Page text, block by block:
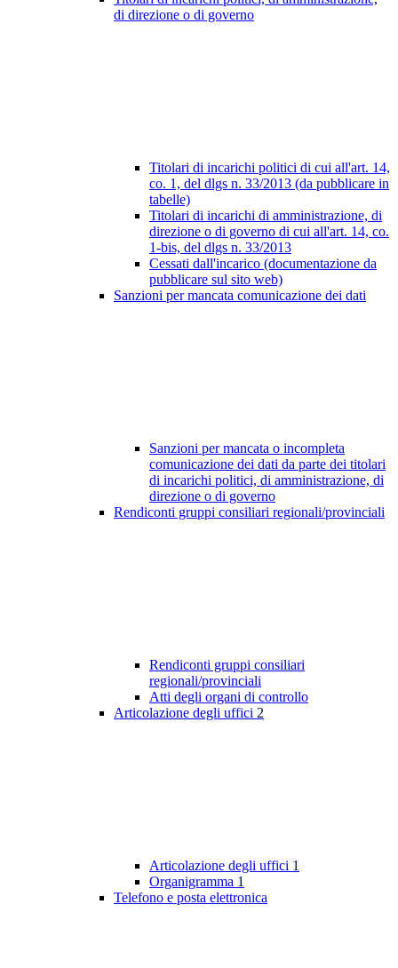
di direzione o di governo
Titolari di incarichi politici di cui all'art. 14,
co. 1, del dlgs n. 33/2013 (da pubblicare in
tabelle)
Titolari di incarichi di amministrazione, di
direzione o di governo di cui all'art. 14, co.
1-bis, del dlgs n. 33/2013
Cessati dall'incarico (documentazione da
pubblicare sul sito web)
Sanzioni per mancata comunicazione dei dati
Sanzioni per mancata o incompleta
comunicazione dei dati da parte dei titolari
di incarichi politici, di amministrazione, di
direzione o di governo
Rendiconti gruppi consiliari regionali/provinciali
Rendiconti gruppi consiliari
regionali/provinciali
Atti degli organi di controllo
Articolazione degli uffici 2
Articolazione degli uffici 1
Organigramma 1
Telefono e posta elettronica